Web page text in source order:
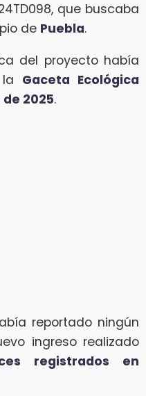
que buscaba
de Puebla.
del proyecto había
Gaceta Ecológica
de 2025.
reportado ningún
ingreso realizado
registrados en